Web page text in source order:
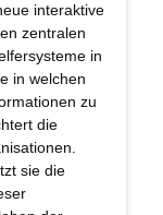
interaktive
zentralen
in
in welchen
zu
die
sie die